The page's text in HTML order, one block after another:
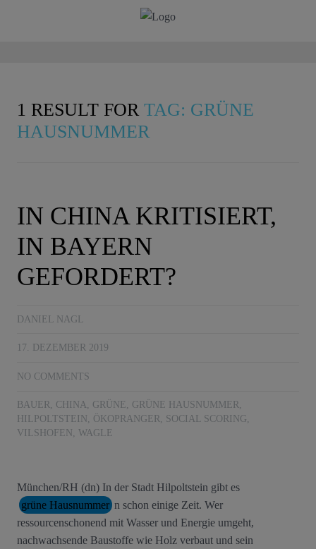
1 RESULT FOR TAG: GRÜNE
HAUSNUMMER
IN CHINA KRITISIERT,
IN BAYERN
GEFORDERT?
DANIEL NAGL
17. DEZEMBER 2019
NO COMMENTS
BAUER, CHINA, GRÜNE, GRÜNE HAUSNUMMER,
HILPOLTSTEIN , ÖKOPRANGER, SOCIAL SCORING,
VILSHOFEN , WAGLE
München/RH (dn) In der Stadt Hilpoltstein gibt es
grüne Hausnummer n schon einige Zeit. Wer
ressourcenschonend mit Wasser und Energie umgeht,
nachwachsende Baustoffe wie Holz verbaut und sein